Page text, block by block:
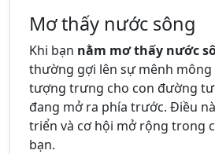
Mơ thấy nước sông
Khi bạn nằm mơ thấy nước
thường gợi lên sự mênh mông
tượng trưng cho con đường
đang mở ra phía trước. Điều
triển và cơ hội mở rộng trong
bạn.